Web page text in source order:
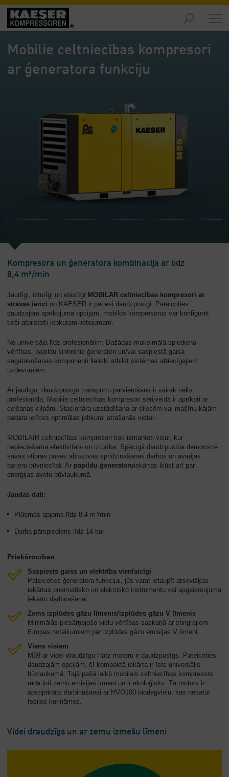
Izstrādājumi
-
Pārskats
Risinājumi
Uzņēmums
Mobilie celtniecības kompresori
ar ģeneratora funkciju
Kompresora un ģeneratora kombinācija ar līdz
8,4 m³/min
Jaudīgi, izturīgi un elastīgi MOBILAR celtniecības kompresori ar
strāvas ierīci no KAESER ir patiesi daudzpusīgi. Pateicoties
daudzajām aprīkojuma opcijām, mobilos kompresorus var konfigurēt
tieši atbilstoši jebkuram lietojumam.
No universāļa līdz profesionālim: Dažādas maksimālā spiediena
vērtības, papildu sinhronie ģeneratori un/vai saspiestā gaisa
sagatavošanas komponenti lieliski atbilst sistēmas attiecīgajiem
uzdevumiem.
Ar jaudīgo, daudzpusīgo transportu pārvietošana ir vairāk nekā
profesionāla. Mobilie celtniecības kompresori sērijveidā ir aprīkoti ar
celšanas cilpām. Stacionāra uzstādīšana ar sliecēm vai mašīnu kājām
padara ierīces optimālas jebkurai atrašanās vietai.
MOBILAIR celtniecības kompresori tiek izmantoti visur, kur
nepieciešama efektivitāte un izturība. Spēcīgā daudzpusība demonstrē
savas stiprās puses abrazīvās spridzināšanas darbos un avārijas
barjeru būvniecībā. Ar papildu ģeneratoruiekārtas kļūst arī par
enerģijas avotu būvlaukumā.
Jaudas dati:
Plūsmas apjoms līdz 8,4 m³/min
Darba pārspiediens līdz 14 bar
Priekšrocības
Saspiests gaiss un elektrība vienlaicīgi
Pateicoties ģeneratora funkcijai, jūs varat ietaupīt atsevišķas
iekārtas pneimatisko un elektrisko instrumentu vai apgaismojuma
iekārtu darbināšanai.
Zems izplūdes gāzu līmenis/izplūdes gāzu V līmenis
Minimālās piesārņojošo vielu vērtības saskaņā ar stingrajiem
Eiropas noteikumiem par izplūdes gāzu emisijas V līmeni.
Viens visiem
M59 ar videi draudzīgu Hatz motoru ir daudzpusīgs. Pateicoties
daudzajām opcijām, šī kompaktā iekārta ir īsts universālis
būvlaukumā. Tajā pašā laikā mobilais celtniecības kompresors
rada ļoti zemu emisijas līmeni un ir ekoloģisks. Tā motors ir
apstiprināts darbināšanai ar HVO100 biodegvielu, kas nesatur
fosilos kurināmos.
Videi draudzīgs un ar zemu izmešu līmeni